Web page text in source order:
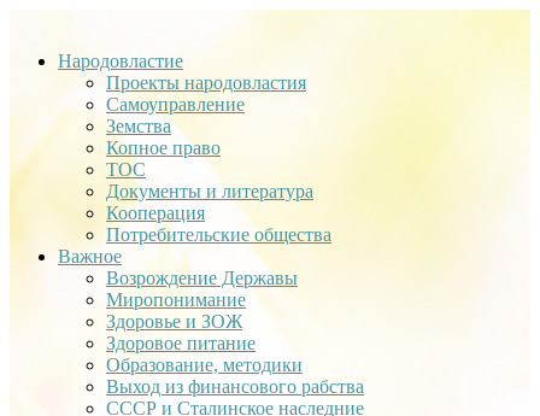
Народовластие
Проекты народовластия
Самоуправление
Земства
Копное право
ТОС
Документы и литература
Кооперация
Потребительские общества
Важное
Возрождение Державы
Миропонимание
Здоровье и ЗОЖ
Здоровое питание
Образование, методики
Выход из финансового рабства
СССР и Сталинское наследние